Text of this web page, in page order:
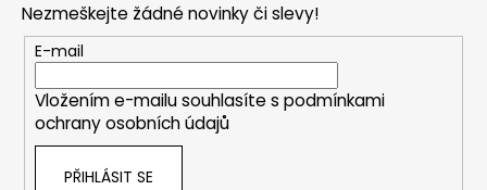
Nezmeškejte žádné novinky či slevy!
E-mail
Vložením e-mailu souhlasíte s podmínkami
ochrany osobních údajů
PŘIHLÁSIT SE